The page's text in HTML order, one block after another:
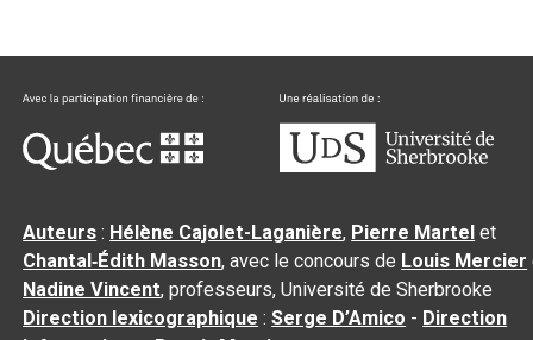
Auteurs : Hélène Cajolet-Laganière, Pierre Martel et
Chantal‑Édith Masson, avec le concours de Louis Mercier
Nadine Vincent, professeurs, Université de Sherbrooke
Direction lexicographique :Serge D’Amico - Direction